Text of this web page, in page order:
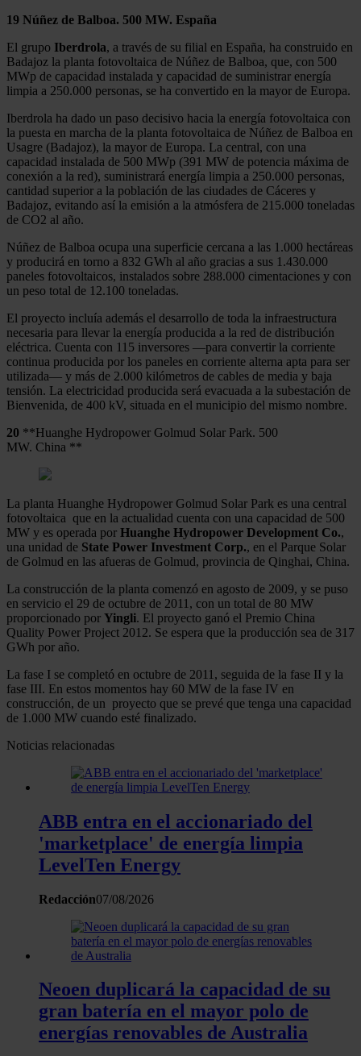
19 Núñez de Balboa. 500 MW. España
El grupo Iberdrola, a través de su filial en España, ha construido en
Badajoz la planta fotovoltaica de Núñez de Balboa, que, con 500
MWp de capacidad instalada y capacidad de suministrar energía
limpia a 250.000 personas, se ha convertido en la mayor de Europa.
Iberdrola ha dado un paso decisivo hacia la energía fotovoltaica con
la puesta en marcha de la planta fotovoltaica de Núñez de Balboa en
Usagre (Badajoz), la mayor de Europa. La central, con una
capacidad instalada de 500 MWp (391 MW de potencia máxima de
conexión a la red), suministrará energía limpia a 250.000 personas,
cantidad superior a la población de las ciudades de Cáceres y
Badajoz, evitando así la emisión a la atmósfera de 215.000 toneladas
de CO2 al año.
Núñez de Balboa ocupa una superficie cercana a las 1.000 hectáreas
y producirá en torno a 832 GWh al año gracias a sus 1.430.000
paneles fotovoltaicos, instalados sobre 288.000 cimentaciones y con
un peso total de 12.100 toneladas.
El proyecto incluía además el desarrollo de toda la infraestructura
necesaria para llevar la energía producida a la red de distribución
eléctrica. Cuenta con 115 inversores —para convertir la corriente
continua producida por los paneles en corriente alterna apta para ser
utilizada— y más de 2.000 kilómetros de cables de media y baja
tensión. La electricidad producida será evacuada a la subestación de
Bienvenida, de 400 kV, situada en el municipio del mismo nombre.
20 **Huanghe Hydropower Golmud Solar Park. 500
MW. China **
La planta Huanghe Hydropower Golmud Solar Park es una central
fotovoltaica que en la actualidad cuenta con una capacidad de 500
MW y es operada por Huanghe Hydropower Development Co.,
una unidad de State Power Investment Corp., en el Parque Solar
de Golmud en las afueras de Golmud, provincia de Qinghai, China.
La construcción de la planta comenzó en agosto de 2009, y se puso
en servicio el 29 de octubre de 2011, con un total de 80 MW
proporcionado por Yingli. El proyecto ganó el Premio China
Quality Power Project 2012. Se espera que la producción sea de 317
GWh por año.
La fase I se completó en octubre de 2011, seguida de la fase II y la
fase III. En estos momentos hay 60 MW de la fase IV en
construcción, de un proyecto que se prevé que tenga una capacidad
de 1.000 MW cuando esté finalizado.
Noticias relacionadas
ABB entra en el accionariado del
'marketplace' de energía limpia
LevelTen Energy
Redacción07/08/2026
Neoen duplicará la capacidad de su
gran batería en el mayor polo de
energías renovables de Australia